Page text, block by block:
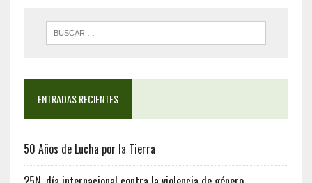
ENTRADAS RECIENTES
50 Años de Lucha por la Tierra